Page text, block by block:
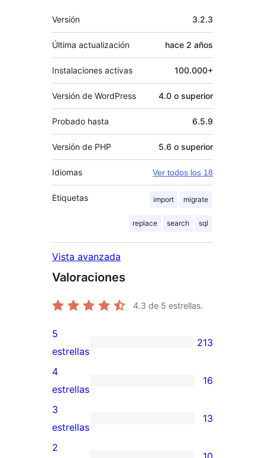
Meta
Versión 3.2.3
Última actualización hace 2 años
Instalaciones activas 100.000+
Versión de WordPress 4.0 o superior
Probado hasta 6.5.9
Versión de PHP 5.6 o superior
Idiomas Ver todos los 18
Etiquetas import migrate
replace search sql
Vista avanzada
Valoraciones
4.3 de 5 estrellas.
213
valoraciones
de
5
estrellas
5
estrellas
213
16
valoraciones
de
4
4
estrellas
16
13
valoraciones
3
estrellas
13
2